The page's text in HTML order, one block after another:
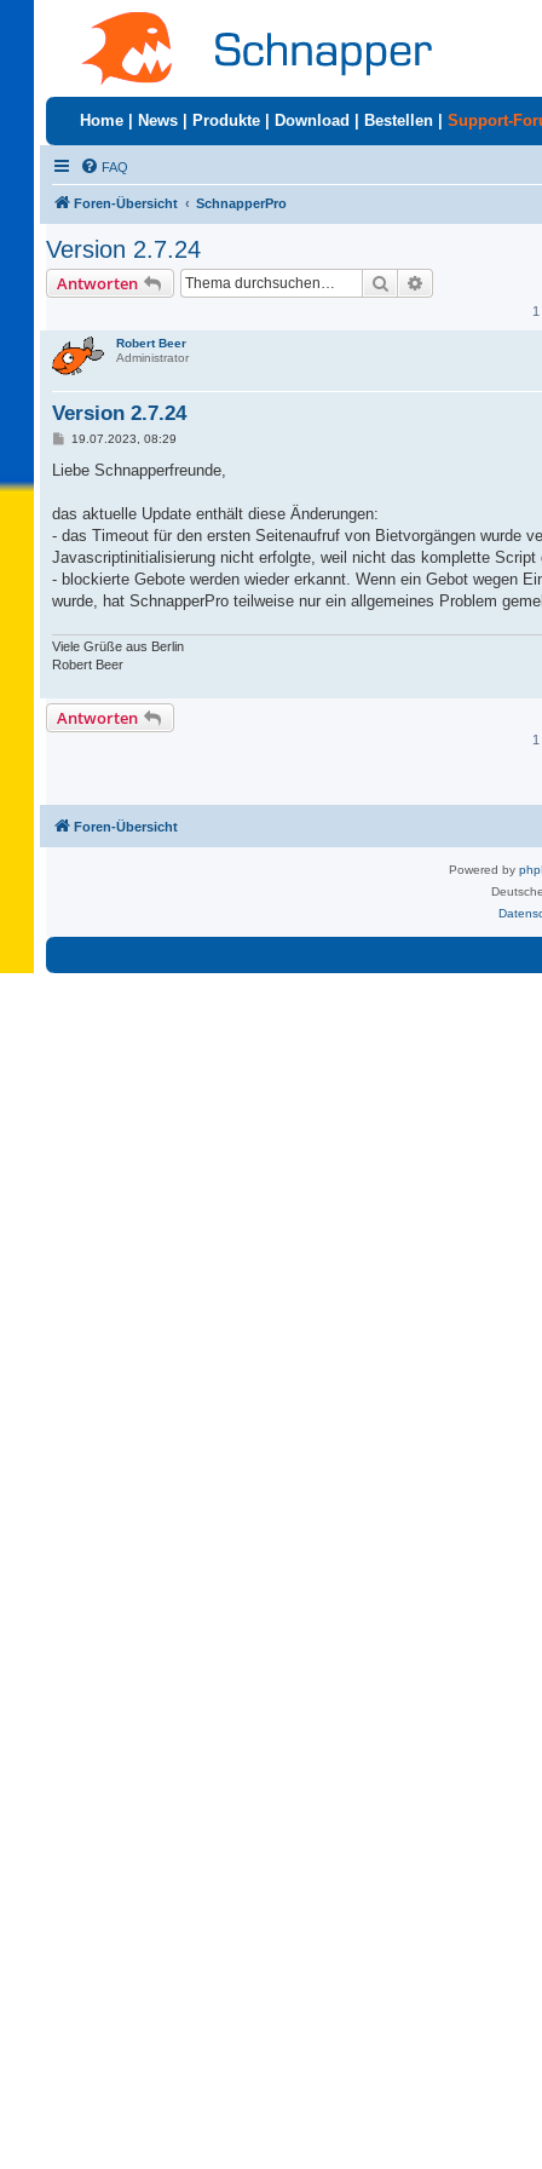
Home News Produkte Download Bestellen Support-
FAQ
Foren-Übersicht SchnapperPro
Version 2.7.24
Antworten Suche
Robert Beer
Administrator
Version 2.7.24
B
i
a
19.07.2023, 08:29
Liebe Schnapperfreunde,
das aktuelle Update enthält diese Änderungen:
- das Timeout für den ersten Seitenaufruf von Bietvorgängen wurde
Javascriptinitialisierung nicht erfolgte, weil nicht das komplette Script
- blockierte Gebote werden wieder erkannt. Wenn ein Gebot wegen
wurde, hat SchnapperPro teilweise nur ein allgemeines Problem
Viele Grüße aus Berlin
Robert Beer
Antworten
Foren-Übersicht
Powered by